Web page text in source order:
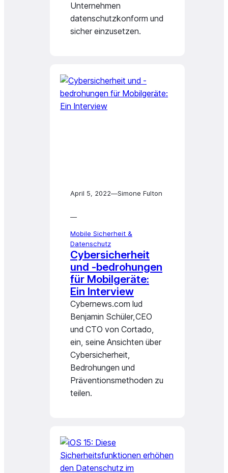
Unternehmen
datenschutzkonform und
sicher einzusetzen.
April 5, 2022—Simone Fulton
—
Mobile Sicherheit &
Datenschutz
Cybersicherheit
und -bedrohungen
für Mobilgeräte:
Ein Interview
Cybernews.com lud
Benjamin Schüler,CEO
und CTO von Cortado,
ein, seine Ansichten über
Cybersicherheit,
Bedrohungen und
Präventionsmethoden zu
teilen.